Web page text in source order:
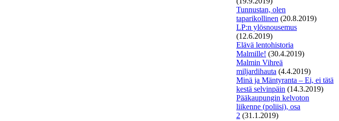
Tunnustan, olen
taparikollinen (20.8.2019)
LP:n ylösnousemus
(12.6.2019)
Elävä lentohistoria
Malmille! (30.4.2019)
Malmin Vihreä
miljardihauta (4.4.2019)
Minä ja Mäntyranta – Ei, ei tätä
kestä selvinpäin (14.3.2019)
Pääkaupungin kelvoton
liikenne (poliisi), osa
2 (31.1.2019)